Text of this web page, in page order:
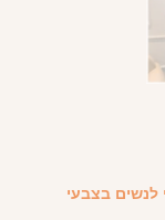
לנשים בצבעי